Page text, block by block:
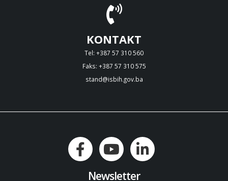
KONTAKT
Tel: +387 57 310 560
Faks: +387 57 310 575
stand@isbih.gov.ba
Newsletter